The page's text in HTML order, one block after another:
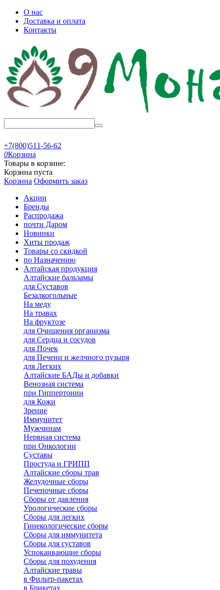
О нас
Доставка и оплата
Контакты
+7(800)511-56-62
0Корзина
Товары в корзине:
Корзина пуста
Корзина Оформить заказ
Акции
Бренды
Распродажа
почти Даром
Новинки
Хиты продаж
Товары со скидкой
по Назначению
Алтайская продукция
Алтайские бальзамы
для Суставов
Безалкогольные
На меду
На травах
На фруктозе
для Очищения организма
для Сердца и сосудов
для Почек
для Печени и желчного пузыря
для Легких
Алтайские БАДы и добавки
Венозная система
при Гиппертонии
для Кожи
Зрение
Иммунитет
Мужчинам
Нервная система
при Онкологии
Суставы
Простуда и ГРИПП
Алтайские сборы трав
Желудочные сборы
Печеночные сборы
Сборы от давления
Урологические сборы
Сборы для легких
Гинекологические сборы
Сборы для иммунитета
Сборы для суставов
Успокаивающие сборы
Сборы для похудения
Алтайские травы
в Фильтр-пакетах
в Брикетах